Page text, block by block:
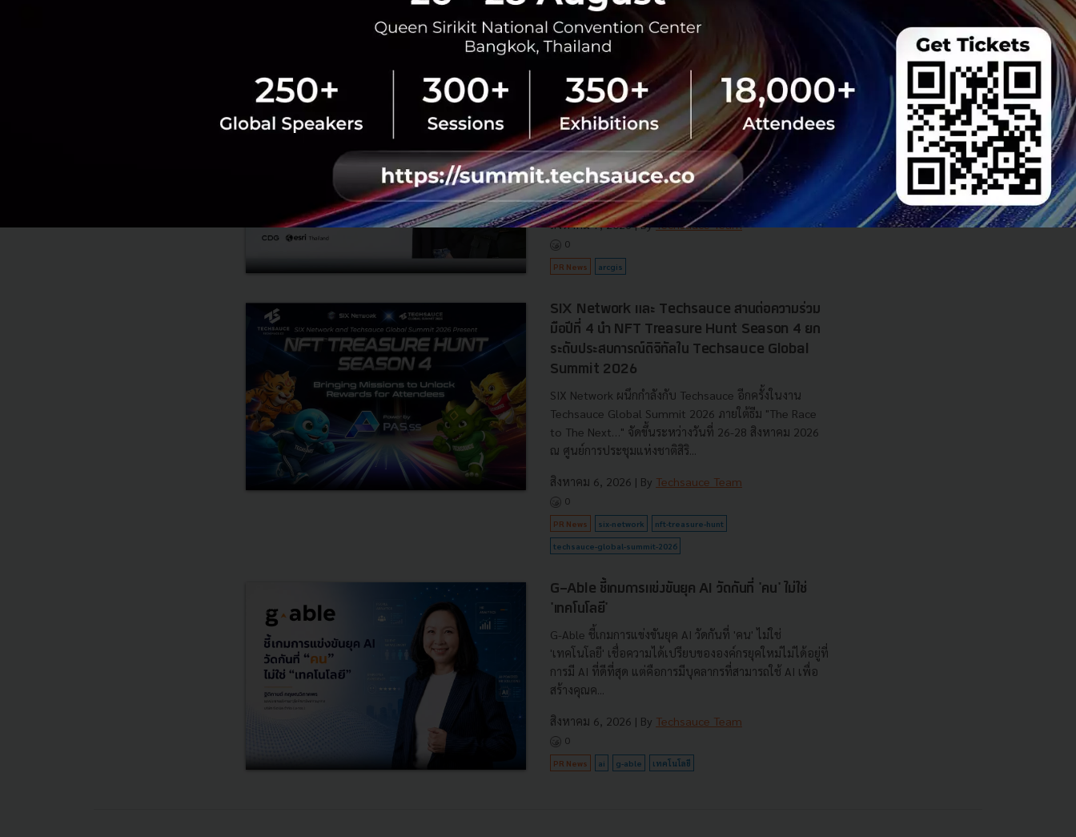
กรุงเทพโปรดิ๊วส x Esri ใช้ดาวเทียม ArcGIS ส่อง
พิกัดแปลงปลูก ดันเกษตรโปร่งใส
กรุงเทพโปรดิ๊วส ผนึก Esri Thailand นำระบบแผนที่
อัจฉริยะ 'ArcGIS' และภาพถ่ายดาวเทียม ตรวจพิกัดแปลง
ปลูกวัตถุดิบอาหารสัตว์ ยกระดับความโปร่งใส ตอบโจทย์
มาตรฐานค้าโลก EUDR พร้อมลดต้นทุนก...
สิงหาคม 7, 2026| ByTechsauce Team
0
PR News arcgis
SIX Network และ Techsauce สานต่อความร่วม
มือปีที่ 4 นำ NFT Treasure Hunt Season 4 ยก
ระดับประสบการณ์ดิจิทัลใน Techsauce Global
Summit 2026
SIX Network ผนึกกำลังกับ Techsauce อีกครั้งในงาน
Techsauce Global Summit 2026 ภายใต้ธีม "The Race
to The Next…" จัดขึ้นระหว่างวันที่ 26-28 สิงหาคม 2026
ณ ศูนย์การประชุมแห่งชาติสิริ...
สิงหาคม 6, 2026 | By Techsauce Team
0
PR News six-network nft-treasure-hunt
techsauce-global-summit-2026
G-Able ชี้เกมการแข่งขันยุค AI วัดกันที่ 'คน' ไม่ใช่
'เทคโนโลยี'
G-Able ชี้เกมการแข่งขันยุค AI วัดกันที่ 'คน' ไม่ใช่
'เทคโนโลยี' เชื่อความได้เปรียบขององค์กรยุคใหม่ไม่ได้อยู่ที่
การมี AI ที่ดีที่สุด แต่คือการมีบุคลากรที่สามารถใช้ AI เพื่อ
สร้างคุณค...
สิงหาคม 6, 2026 | By Techsauce Team
0
PR News ai g-able เทคโนโลยี